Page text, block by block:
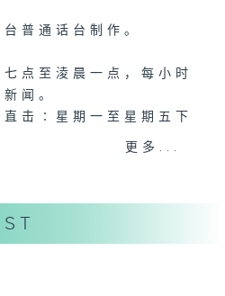
普通话台制作。
点至淩晨一点，每小时
闻。
击∶星期一至星期五下
更多...